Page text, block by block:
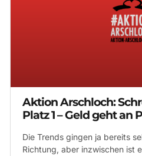
Aktion Arschloch:
Platz 1 – Geld geht an
Die Trends gingen ja bereits
Richtung, aber inzwischen ist